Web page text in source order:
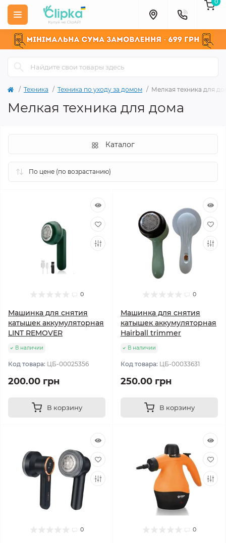
Техника Техника по уходу за домом Мелкая техника для
Мелкая техника для дома
Каталог
0
Машинка для снятия
катышек аккумуляторная
LINT REMOVER
В наличии
Код товара: ЦБ-00025356
200.00 грн
В корзину
0
Машинка для снятия
катышек аккумуляторная
Hairball trimmer
В наличии
Код товара: ЦБ-00033631
250.00 грн
В корзину
0 0